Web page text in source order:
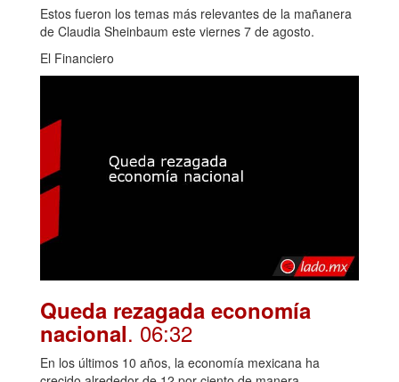
Estos fueron los temas más relevantes de la mañanera
de Claudia Sheinbaum este viernes 7 de agosto.
El Financiero
Queda rezagada economía
nacional. 06:32
En los últimos 10 años, la economía mexicana ha